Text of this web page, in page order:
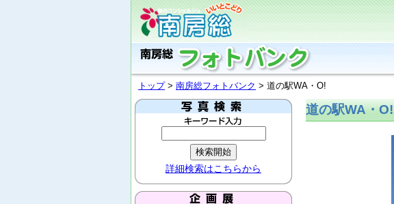
トップ> 南房総フォトバンク > 道の駅WA・O!
詳細検索はこちらから
道の駅WA・O!